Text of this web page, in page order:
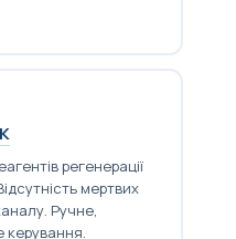
регенерації
мертвих
Ручне,